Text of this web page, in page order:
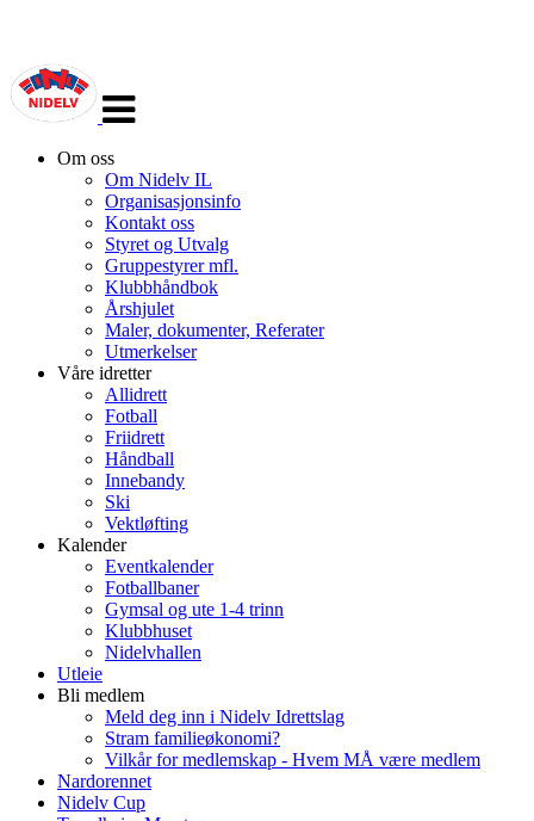
navigasjon
Om oss
Om Nidelv IL
Organisasjonsinfo
Kontakt oss
Styret og Utvalg
Gruppestyrer mfl.
Klubbhåndbok
Årshjulet
Maler, dokumenter, Referater
Utmerkelser
Våre idretter
Allidrett
Fotball
Friidrett
Håndball
Innebandy
Ski
Vektløfting
Kalender
Eventkalender
Fotballbaner
Gymsal og ute 1-4 trinn
Klubbhuset
Nidelvhallen
Utleie
Bli medlem
Meld deg inn i Nidelv Idrettslag
Stram familieøkonomi?
Vilkår for medlemskap - Hvem MÅ være medlem
Nardorennet
Nidelv Cup